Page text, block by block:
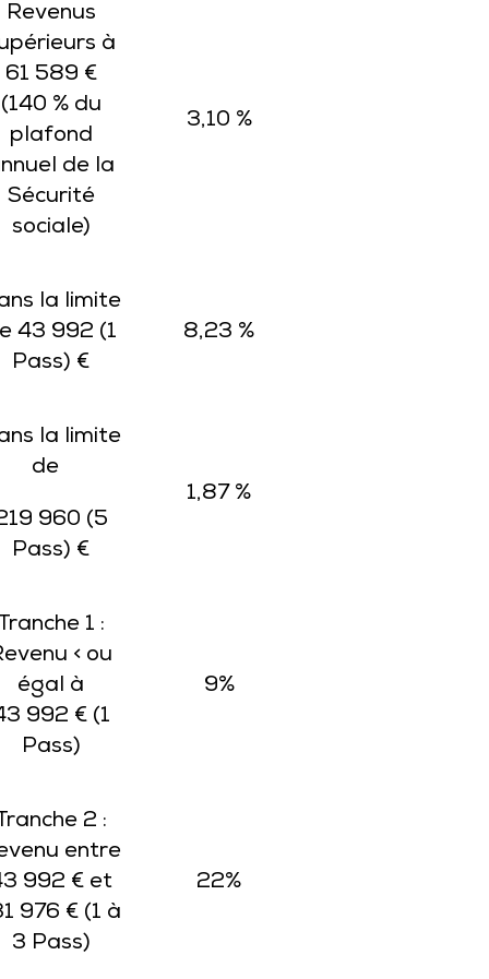
Revenus
à
61 589 €
(140 % du
plafond
de la
Sécurité
sociale)
3,10 %
la limite
43 992 (1
Pass) €
8,23 %
la limite
de
960 (5
Pass) €
1,87 %
1 :
< ou
égal à
992 € (1
Pass)
9%
2 :
entre
992 € et
976 € (1 à
3 Pass)
22%